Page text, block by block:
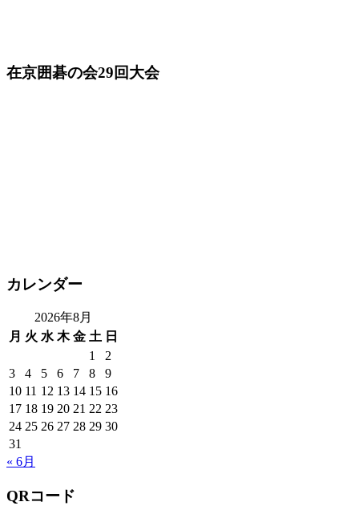
在京囲碁の会29回大会
カレンダー
2026年8月
月 火 水 木 金 土 日
1
2
3
4 5 6 7 8
9
10 11 12 13 14 15 16
17 18 19 20 21 22 23
24 25 26 27 28 29 30
31
« 6月
QRコード